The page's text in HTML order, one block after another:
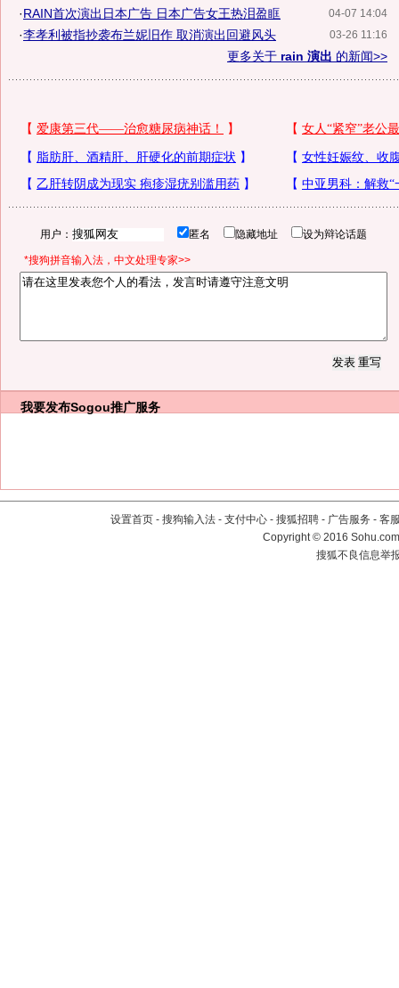
04-07 14:04
·RAIN首次演出日本广告 日本广告女王热泪盈眶
03-26 11:16
·李孝利被指抄袭布兰妮旧作 取消演出回避风头
更多关于 rain 演出 的新闻>>
用户： 匿名 隐藏地址 设为辩论话题
*搜狗拼音输入法，中文处理专家>>
我要发布Sogou推广服务
设置首页 - 搜狗输入法 - 支付中心 - 搜狐招聘 - 广告服务 - 客
Copyright©2016
搜狐不良信息举